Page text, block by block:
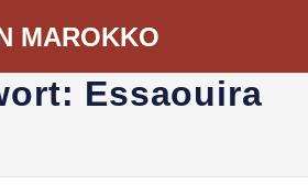
MAROKKO
Essaouira